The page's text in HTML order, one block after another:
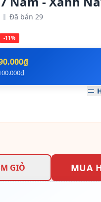
Đã bán 29
-11%
GIỎ MUA